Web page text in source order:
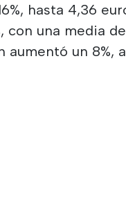
hasta 4,36
con una media
un 8%,